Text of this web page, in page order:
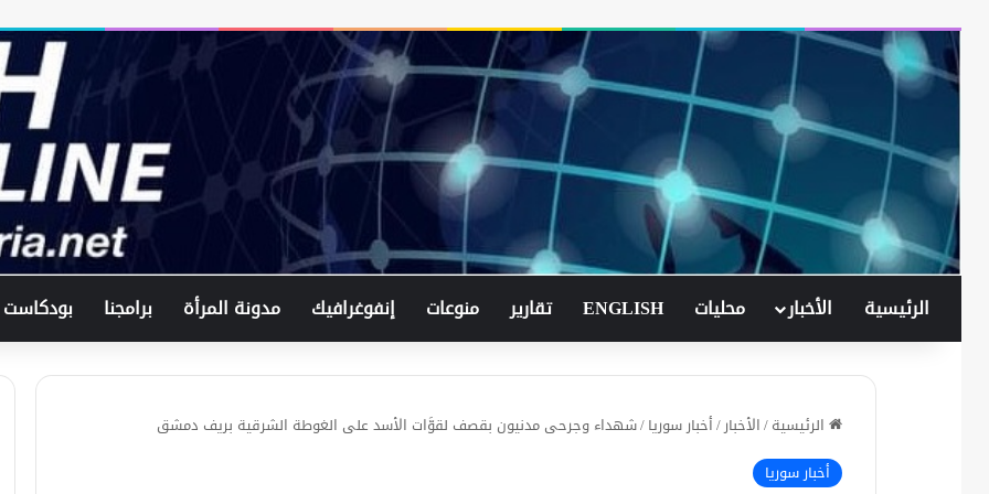
الرئيسية الأخبار محليات ENGLISH تقارير منوعات إنفوغرافيك مدونة المرأة برامجنا بودكاست
الرئيسية/الأخبار/أخبار سوريا/شهداء وجرحى مدنيون بقصف لقوَّات الأسد على الغوطة الشرقية بريف دمشق
أخبار سوريا
في اتصال هاتفي .. وزير الخارجيّة
السوري يبحث مع نظيره الفرنسي آخر
التطورات.
لبحث العلاقات الثنائيّة .. الرئيس الشرع